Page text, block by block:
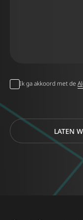
Ik ga akkoord met de
LATEN